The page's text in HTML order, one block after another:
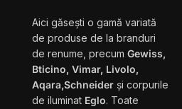
Aici găsești o gamă variată
de produse de la branduri
de renume, precum Gewiss,
Bticino, Vimar, Livolo,
Aqara,Schneider și corpurile
de iluminat Eglo. Toate